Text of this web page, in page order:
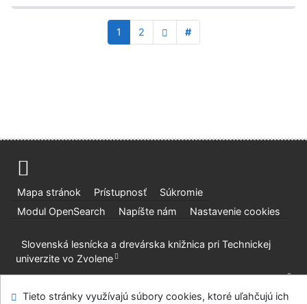
1 2 #
Mapa stránok Prístupnosť
Súkromie
Modul OpenSearch
Napíšte nám Nastavenie cookies
Slovenská lesnícka a drevárska knižnica pri Technickej
univerzite vo Zvolene
©1993-2026IPACv.4.8.63a-Cosmotron Slovakia, s.r.o.
Tieto stránky využívajú súbory cookies, ktoré uľahčujú ich